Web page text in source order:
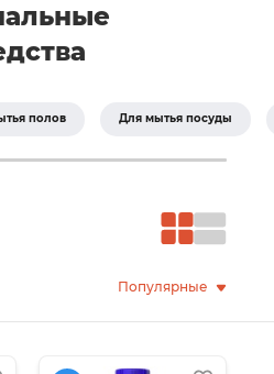
полов Для мытья посуды
Популярные